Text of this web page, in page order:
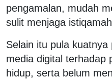
pengamalan, mudah
sulit menjaga
Selain itu pula
media digital terhadap
hidup, serta belum